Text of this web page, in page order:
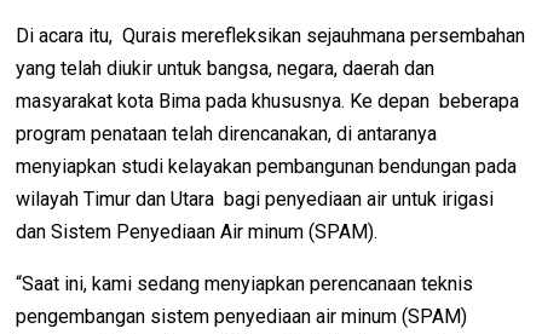
Di acara itu, Qurais merefleksikan sejauhmana persembahan
yang telah diukir untuk bangsa, negara, daerah dan
masyarakat kota Bima pada khususnya. Ke depan beberapa
program penataan telah direncanakan, di antaranya
menyiapkan studi kelayakan pembangunan bendungan pada
wilayah Timur dan Utara bagi penyediaan air untuk irigasi
dan Sistem Penyediaan Air minum (SPAM).
“Saat ini, kami sedang menyiapkan perencanaan teknis
pengembangan sistem penyediaan air minum (SPAM)